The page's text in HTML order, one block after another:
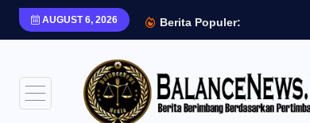
AUGUST 6, 2026 Berita Populer: